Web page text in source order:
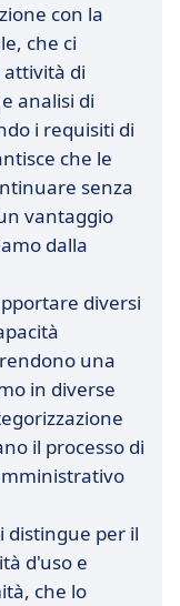
con la
che ci
di
analisi di
i requisiti di
che le
senza
vantaggio
dalla
diversi
una
in diverse
il processo di
distingue per il
d'uso e
che lo